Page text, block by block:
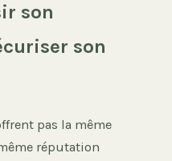
son
son
pas la même
réputation